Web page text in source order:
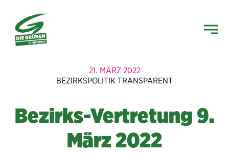
21. MÄRZ 2022
BEZIRKSPOLITIK TRANSPARENT
Bezirks-Vertretung 9.
März 2022